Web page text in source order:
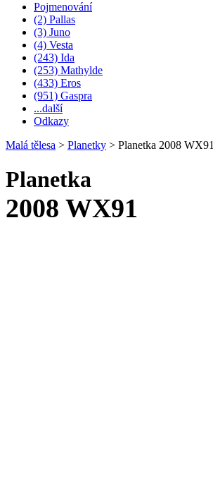
Pojmenování
(2) Pallas
(3) Juno
(4) Vesta
(243) Ida
(253) Mathylde
(433) Eros
(951) Gaspra
...další
Odkazy
Malá tělesa > Planetky > Planetka 2008 WX91
Planetka
2008 WX91